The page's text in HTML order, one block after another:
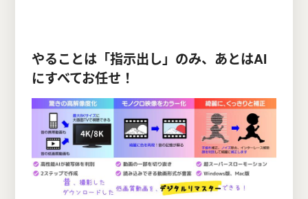
やることは「指示出し」のみ、あとはAI
にすべてお任せ！